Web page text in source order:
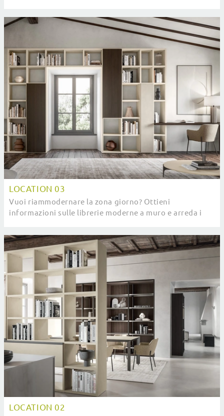
LOCATION 03
Vuoi riammodernare la zona giorno? Ottieni
informazioni sulle librerie moderne a muro e arreda i
LOCATION 02